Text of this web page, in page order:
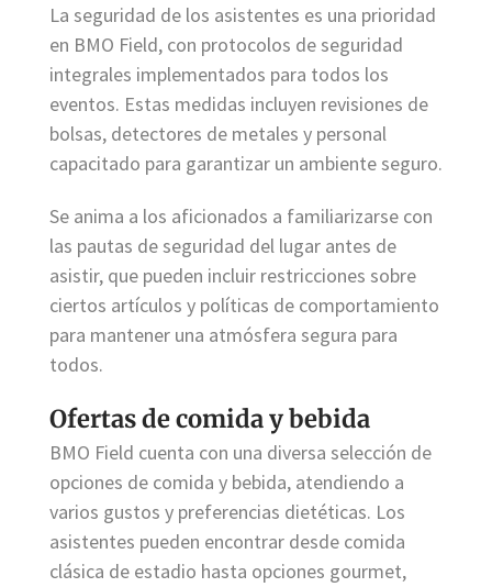
La seguridad de los asistentes es una prioridad
en BMO Field, con protocolos de seguridad
integrales implementados para todos los
eventos. Estas medidas incluyen revisiones de
bolsas, detectores de metales y personal
capacitado para garantizar un ambiente seguro.
Se anima a los aficionados a familiarizarse con
las pautas de seguridad del lugar antes de
asistir, que pueden incluir restricciones sobre
ciertos artículos y políticas de comportamiento
para mantener una atmósfera segura para
todos.
Ofertas de comida y bebida
BMO Field cuenta con una diversa selección de
opciones de comida y bebida, atendiendo a
varios gustos y preferencias dietéticas. Los
asistentes pueden encontrar desde comida
clásica de estadio hasta opciones gourmet,